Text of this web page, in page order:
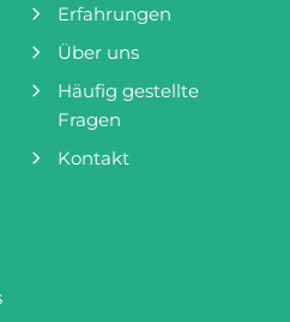
Erfahrungen
Über uns
Fragen
Kontakt